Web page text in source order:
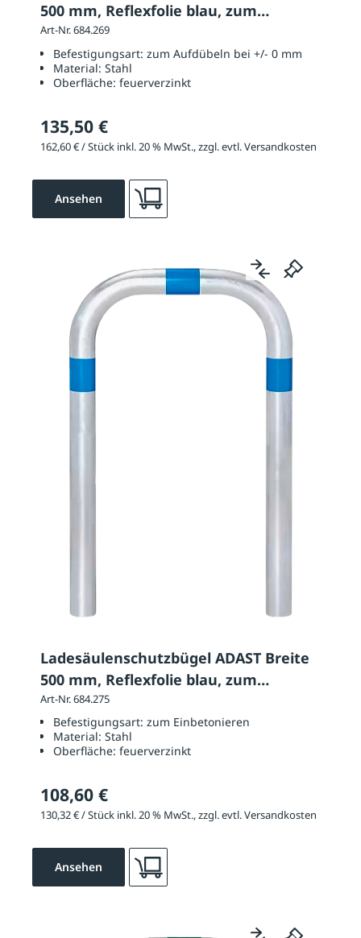
500 mm, Reflexfolie blau, zum
Aufdübeln
Art-Nr. 684.269
Befestigungsart: zum Aufdübeln bei +/- 0 mm
Material: Stahl
Oberfläche: feuerverzinkt
135,50 €
162,60 € / Stück inkl. 20 % MwSt., zzgl. evtl. Versandkosten
Ansehen
Ladesäulenschutzbügel ADAST Breite
500 mm, Reflexfolie blau, zum
Einbetonieren
Art-Nr. 684.275
Befestigungsart: zum Einbetonieren
Material: Stahl
Oberfläche: feuerverzinkt
108,60 €
130,32 € / Stück inkl. 20 % MwSt., zzgl. evtl. Versandkosten
Ansehen